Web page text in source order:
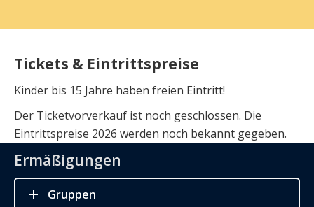
Tickets & Eintrittspreise
Kinder bis 15 Jahre haben freien Eintritt!
Der Ticketvorverkauf ist noch geschlossen. Die
Eintrittspreise 2026 werden noch bekannt gegeben.
Ermäßigungen
Gruppen